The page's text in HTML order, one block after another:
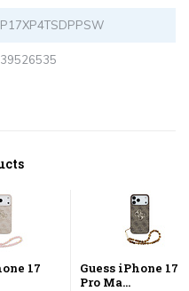
17
Guess iPhone 17
Pro Ma...